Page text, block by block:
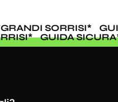
SORRISI*
* GUIDA